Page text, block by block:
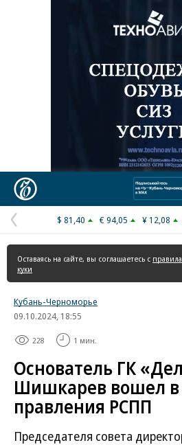
Реклама в «Ъ»
Предыдущая
страница
$ 81,40 € 94,05 ¥ 12,08
Оставаясь на сайте, вы соглашаетесь с
куки
Кубань-Черноморье
09.10.2024, 18:55
228 1 мин.
Основатель ГК
Шишкарев вошел в
правления РСПП
Председателя совета